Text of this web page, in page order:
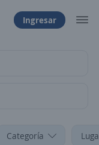
Ingresar
Categoría